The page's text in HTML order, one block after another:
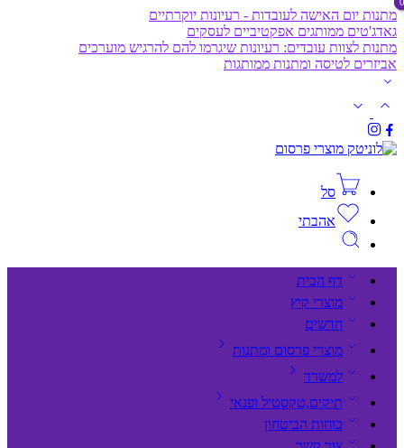
מתנות יום האישה לעובדות - רעיונות יוקרתיים
גאדג'טים ממותגים אפקטיביים לעסקים
מתנות לצוות עובדים: רעיונות שיגרמו להם להרגיש מוערכים
אביזרים לטיסה ומתנות ממותגות
סל
אהבתי
דף הבית
מוצרי קיץ
חדשים
מוצרי פרסום ומתנות
למשרד
תיקים,טקסטיל ופנאי
כוחות הביטחון